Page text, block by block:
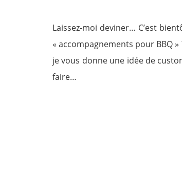
Laissez-moi deviner… C’est
« accompagnements pour BBQ
je vous donne une idée de
faire…